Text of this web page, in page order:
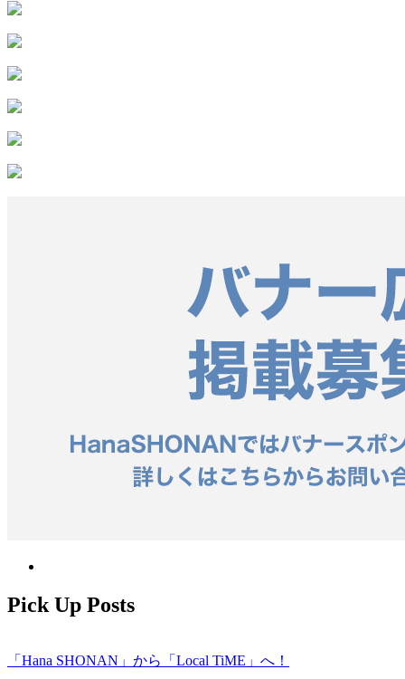
Pick Up Posts
「Hana SHONAN」から「Local TiME」へ！